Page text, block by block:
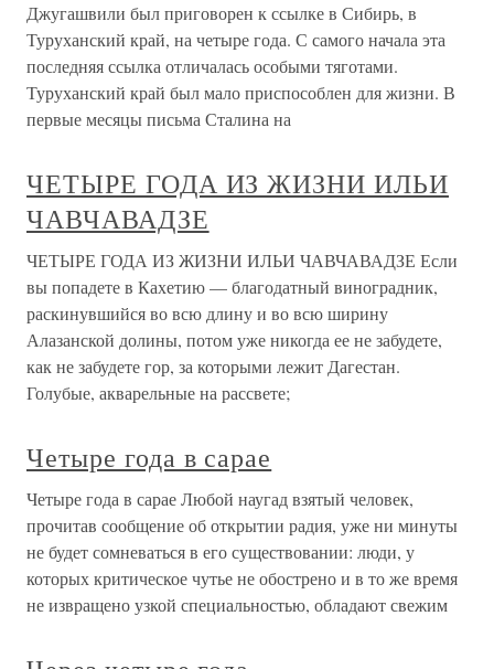
Джугашвили был приговорен к ссылке в Сибирь, в
Туруханский край, на четыре года. С самого начала эта
последняя ссылка отличалась особыми тяготами.
Туруханский край был мало приспособлен для жизни. В
первые месяцы письма Сталина на
ЧЕТЫРЕ ГОДА ИЗ ЖИЗНИ ИЛЬИ
ЧАВЧАВАДЗЕ
ЧЕТЫРЕ ГОДА ИЗ ЖИЗНИ ИЛЬИ ЧАВЧАВАДЗЕ Если
вы попадете в Кахетию — благодатный виноградник,
раскинувшийся во всю длину и во всю ширину
Алазанской долины, потом уже никогда ее не забудете,
как не забудете гор, за которыми лежит Дагестан.
Голубые, акварельные на рассвете;
Четыре года в сарае
Четыре года в сарае Любой наугад взятый человек,
прочитав сообщение об открытии радия, уже ни минуты
не будет сомневаться в его существовании: люди, у
которых критическое чутье не обострено и в то же время
не извращено узкой специальностью, обладают свежим